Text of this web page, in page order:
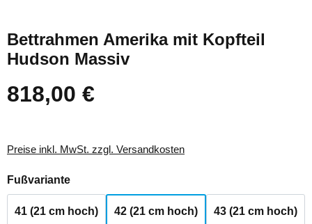
Bettrahmen Amerika mit Kopfteil
Hudson Massiv
Regulärer Preis:
818,00 €
Preise inkl. MwSt. zzgl. Versandkosten
Fußvarianteauswählen
41 (21 cm hoch) 42 (21 cm hoch) 43 (21 cm hoch)